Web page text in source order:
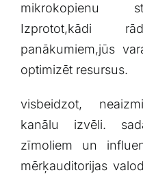
mikrokopienu
Izprotot,kādi
panākumiem,jūs
optimizēt resursus.
visbeidzot,⁢
‌kanālu izvēli.
zīmoliem un⁢
mērķauditorijas